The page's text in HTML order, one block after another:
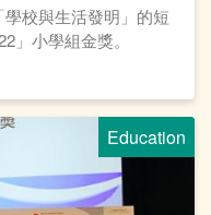
校與生活發明」的短
」小學組金獎。
Education